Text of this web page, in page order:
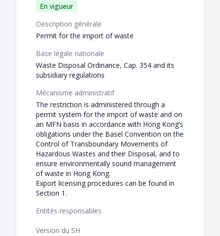
En vigueur
Description générale
Permit for the import of waste
Base légale nationale
Waste Disposal Ordinance, Cap. 354 and its
subsidiary regulations
Mécanisme administratif
The restriction is administered through a
permit system for the import of waste and on
an MFN basis in accordance with Hong Kong’s
obligations under the Basel Convention on the
Control of Transboundary Movements of
Hazardous Wastes and their Disposal, and to
ensure environmentally sound management
of waste in Hong Kong.
Export licensing procedures can be found in
Section 1.
Entités responsables
Version du SH